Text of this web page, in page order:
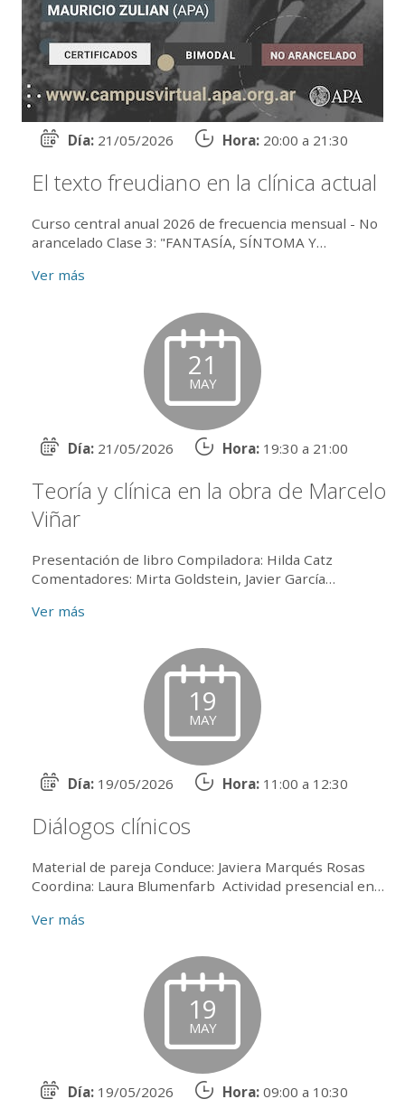
Día: 21/05/2026 Hora: 20:00 a 21:30
El texto freudiano en la clínica actual
Curso central anual 2026 de frecuencia mensual - No
arancelado Clase 3: "FANTASÍA, SÍNTOMA Y
con la bisexu...
Ver más
21
MAY
Día: 21/05/2026 Hora: 19:30 a 21:00
Teoría y clínica en la obra de Marcelo
Viñar
Presentación de libro Compiladora: Hilda Catz
Comentadores: Mirta Goldstein, Javier García
Coordina...
Ver más
19
MAY
Día: 19/05/2026 Hora: 11:00 a 12:30
Diálogos clínicos
Material de pareja Conduce: Javiera Marqués Rosas
Coordina: Laura Blumenfarb Actividad presencial en
Ver más
19
MAY
Día: 19/05/2026 Hora: 09:00 a 10:30